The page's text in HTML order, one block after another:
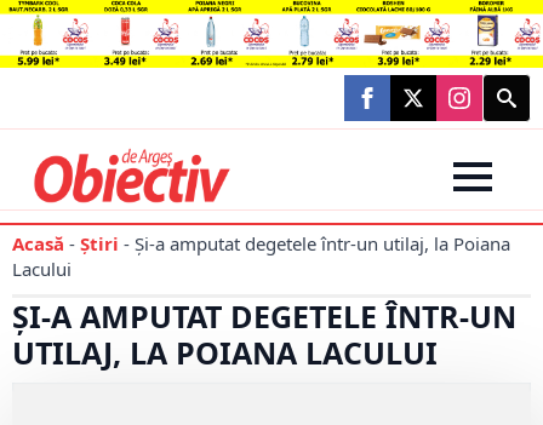
Search
for:
Acasă - Știri - Și-a amputat degetele într-un utilaj, la Poiana
Lacului
ȘI-A AMPUTAT DEGETELE ÎNTR-UN
UTILAJ, LA POIANA LACULUI